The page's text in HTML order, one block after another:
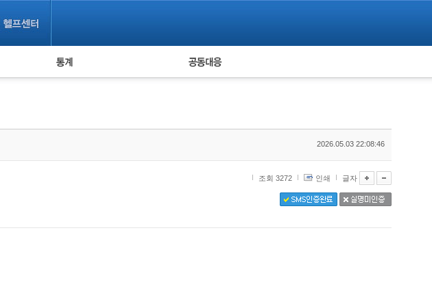
누적 피해사례 통계 피해자 공동대응
2026.05.03 22:08:46
조회 3272 인쇄 글자